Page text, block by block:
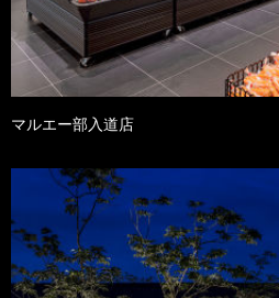
マルエー部入道店